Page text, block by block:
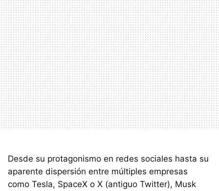
Desde su protagonismo en redes sociales hasta su
aparente dispersión entre múltiples empresas
como Tesla, SpaceX o X (antiguo Twitter), Musk